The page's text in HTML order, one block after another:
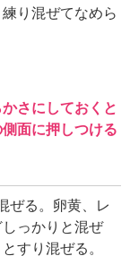
り混ぜてなめら
さにしておくと
面に押しつける
ぜる。卵黄、レ
っかりと混ぜ
すり混ぜる。